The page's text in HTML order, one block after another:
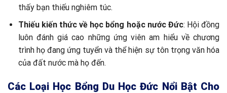
thấy bạn thiếu nghiêm túc.
Thiếu kiến thức về học bổng hoặc nước Đức: Hội đồng
luôn đánh giá cao những ứng viên am hiểu về chương
trình họ đang ứng tuyển và thể hiện sự tôn trọng văn hóa
của đất nước mà họ đến.
Các Loại Học Bổng Du Học Đức Nổi Bật Cho